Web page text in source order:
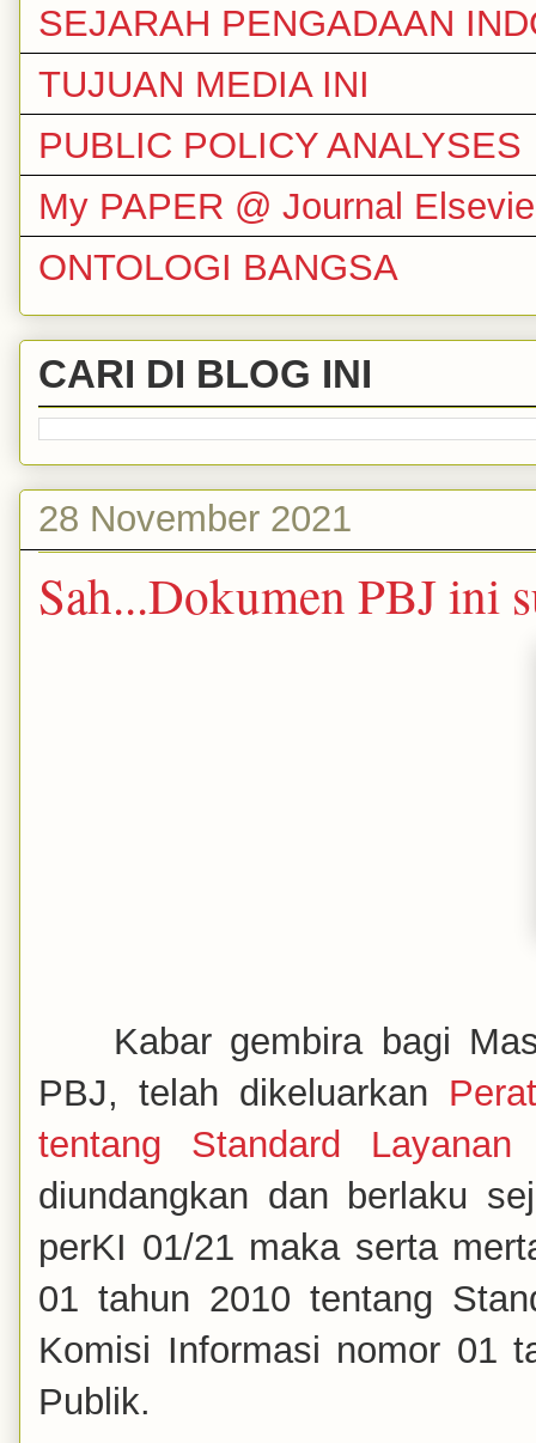
SEJARAH PENGADAAN
TUJUAN MEDIA INI
PUBLIC POLICY ANALYSES
My PAPER @ Journal
ONTOLOGI BANGSA
CARI DI BLOG INI
28 November 2021
Sah...Dokumen PBJ ini
Kabar gembira bagi
PBJ, telah dikeluarkan
tentang Standard
diundangkan dan berlaku
perKI 01/21 maka serta
01 tahun 2010 tentang
Komisi Informasi nomor 01
Publik.